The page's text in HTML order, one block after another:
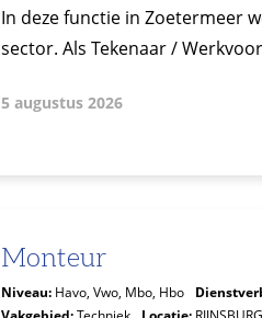
In deze functie in Zoetermeer
sector. Als Tekenaar /
5 augustus 2026
Monteur
Niveau: Havo, Vwo, Mbo, Hbo